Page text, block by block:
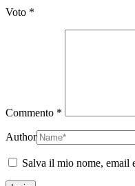
Voto *
Commento *
Author
Salva il mio nome, email